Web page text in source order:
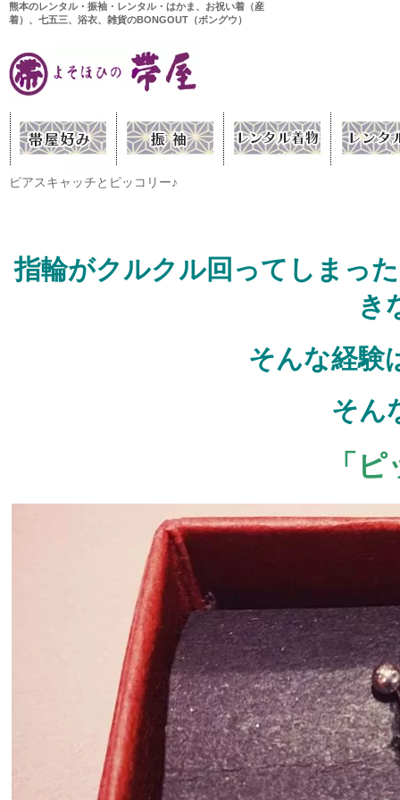
熊本のレンタル・振袖・レンタル・はかま、お祝い着（産
着）、七五三、浴衣、雑貨のBONGOUT（ボングウ）
ピアスキャッチとピッコリー♪
指輪がクルクル回ってしまっ
き
そんな経験
そん
「